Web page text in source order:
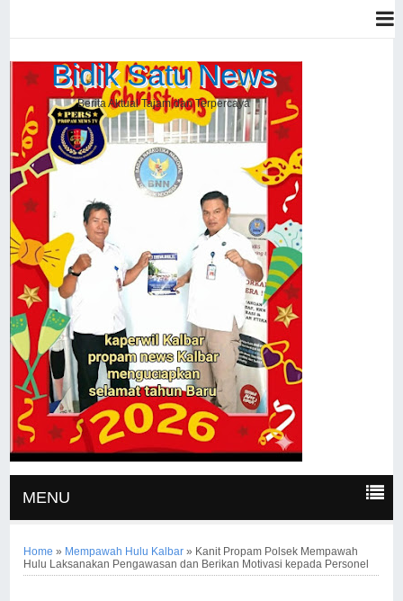
Bidik Satu News
Berita Aktual Tajam dan Terpercaya
MENU
Home » Mempawah Hulu Kalbar » Kanit Propam Polsek Mempawah
Hulu Laksanakan Pengawasan dan Berikan Motivasi kepada Personel